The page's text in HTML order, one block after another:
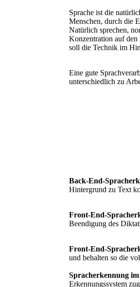
Sprache ist die
Menschen, durch die
Natürlich sprechen,
Konzentration auf den
soll die Technik im
Eine gute
unterschiedlich zu
Back-End-
Hintergrund zu Text
Front-End-
Beendigung des
Front-End-
und behalten so die
Spracherkennung
Erkennungssystem